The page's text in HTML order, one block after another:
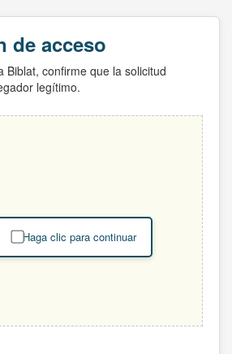
de acceso
Biblat, confirme que la solicitud
legítimo.
Haga clic para continuar